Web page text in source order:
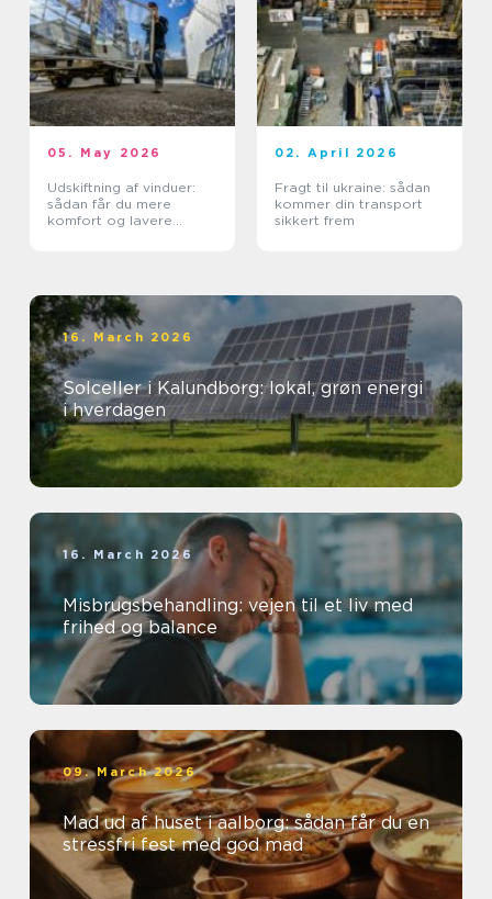
05. May 2026
Udskiftning af vinduer:
sådan får du mere
komfort og lavere
02. April 2026
Fragt til ukraine: sådan
kommer din transport
sikkert frem
16. March 2026
Solceller i Kalundborg: lokal, grøn energi
i hverdagen
16. March 2026
Misbrugsbehandling: vejen til et liv med
frihed og balance
09. March 2026
Mad ud af huset i aalborg: sådan får du en
stressfri fest med god mad